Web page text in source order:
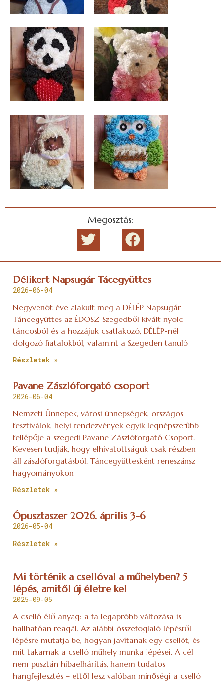
Megosztás:
Délikert Napsugár Tácegyüttes
2026-06-04
Negyvenöt éve alakult meg a DÉLÉP Napsugár
Táncegyüttes az ÉDOSZ Szegedből kivált nyolc
táncosból és a hozzájuk csatlakozó, DÉLÉP-nél
dolgozó fiatalokból, valamint a Szegeden tanuló
Részletek »
Pavane Zászlóforgató csoport
2026-06-04
Nemzeti Ünnepek, városi ünnepségek, országos
fesztiválok, helyi rendezvények egyik legnépszerűbb
fellépője a szegedi Pavane Zászlóforgató Csoport.
Kevesen tudják, hogy elhivatottságuk csak részben
áll zászlóforgatásból. Táncegyüttesként reneszánsz
hagyományokon
Részletek »
Ópusztaszer 2026. április 3-6
2026-05-04
Részletek »
Mi történik a csellóval a műhelyben? 5
lépés, amitől új életre kel
2025-09-05
A cselló élő anyag: a fa legapróbb változása is
hallhatóan reagál. Az alábbi összefoglaló lépésről
lépésre mutatja be, hogyan javítanak egy csellót, és
mit takarnak a cselló műhely munka lépései. A cél
nem pusztán hibaelhárítás, hanem tudatos
hangfejlesztés – ettől lesz valóban minőségi a cselló